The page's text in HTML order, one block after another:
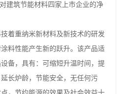
建筑节能材料四家上市企业的净
重纳米新材料及新技术的研发
料性能产生新的跃升。该产品适
备，具有：可缩短升温时间，提
长炉龄，节能安全，无任何污